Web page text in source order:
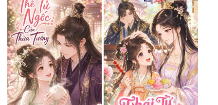
Võ Hiệp
Võng Du
Xuyên Không
Xuyên Nhanh
Xuyên Sách